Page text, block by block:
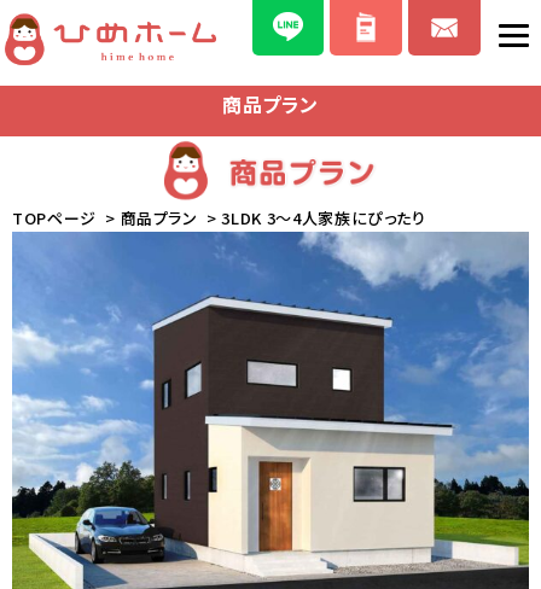
商品プラン
TOPページ > 商品プラン > 3LDK 3～4人家族にぴったり